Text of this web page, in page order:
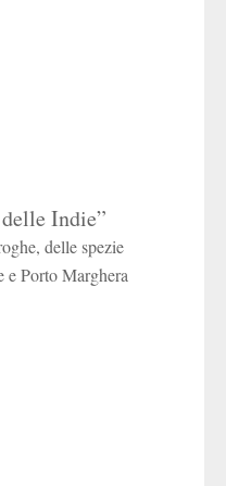
Indie”
delle spezie
e Porto Marghera